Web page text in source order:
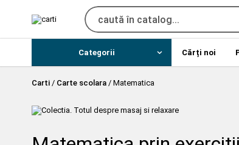
Categorii Cărți noi
Carti / Carte scolara / Matematica